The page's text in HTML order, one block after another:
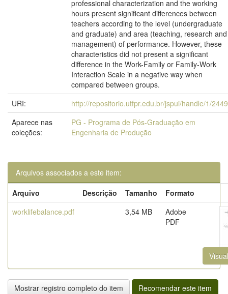
professional characterization and the working
hours present significant differences between
teachers according to the level (undergraduate
and graduate) and area (teaching, research and
management) of performance. However, these
characteristics did not present a significant
difference in the Work-Family or Family-Work
Interaction Scale in a negative way when
compared between groups.
URI:
http://repositorio.utfpr.edu.br/jspui/handle/1/
Aparece nas
coleções:
PG - Programa de Pós-Graduação em
Engenharia de Produção
Arquivos associados a este item:
Arquivo
Descrição Tamanho
Formato
worklifebalance.pdf
3,54 MB
Adobe
PDF
Mostrar registro completo do item
Recomendar este item